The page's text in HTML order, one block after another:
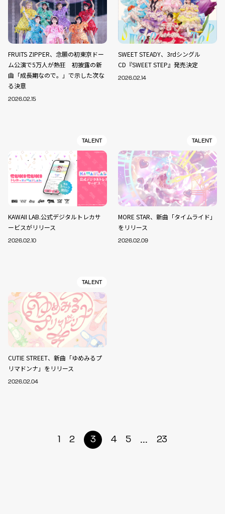
FRUITS ZIPPER、念願の初東京ドー
ム公演で5万人が熱狂 初披露の新
曲「成長期なので。」で示した次な
る決意
2026.02.15
SWEET STEADY、3rdシングル
CD『SWEET STEP』発売決定
2026.02.14
TALENT
KAWAII LAB.公式デジタルトレカサ
ービスがリリース
2026.02.10
TALENT
MORE STAR、新曲「タイムライド」
をリリース
2026.02.09
TALENT
CUTIE STREET、新曲「ゆめみるプ
リマドンナ」をリリース
2026.02.04
1 2 3 4 5 ... 23